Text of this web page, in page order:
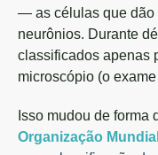
— as células que dão
neurônios. Durante
classificados apenas
microscópio (o
Isso mudou de forma
Organização